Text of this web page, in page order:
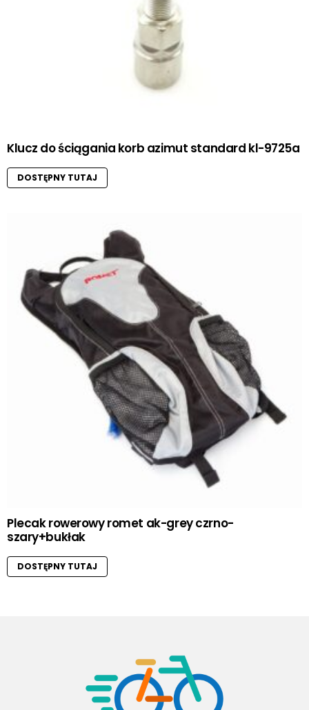
Klucz do ściągania korb azimut standard kl-9725a
DOSTĘPNY TUTAJ
Plecak rowerowy romet ak-grey czrno-
szary+bukłak
DOSTĘPNY TUTAJ